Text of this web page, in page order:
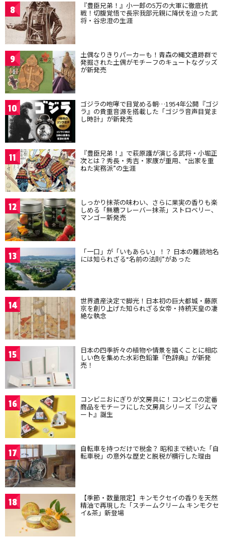
8 『豊臣兄弟！』小一郎の5万の大軍に徹底抗
戦！切腹覚悟で長宗我部元親に降伏を迫った武
将・谷忠澄の生涯
9 土偶なりきりパーカーも！青森の縄文遺跡群で
発掘された土偶がモチーフのキュートなグッズ
が新発売
10 ゴジラの咆哮で目覚める朝…1954年公開『ゴジ
ラ』の貴重音源を搭載した「ゴジラ音声目覚ま
し時計」が新発売
11 『豊臣兄弟！』で萩原護が演じる武将・小堀正
次とは？秀長・秀吉・家康が重用、“出家を重
ねた実務派”の生涯
12 しっかり抹茶の味わい、さらに果実の香りも楽
しめる「無糖フレーバー抹茶」ストロベリー、
マンゴー新発売
13 「一口」が「いもあらい」！？ 日本の難読地名
には知られざる“名前の法則”があった
14 世界遺産決定で脚光！日本初の巨大都城・藤原
京を創り上げた知られざる女帝・持統天皇の凄
絶な執念
15 日本の四季折々の植物や情景を描くことに相応
しい色を集めた水彩色鉛筆『色辞典』が新発
売！
16 コンビニおにぎりが文房具に！コンビニの定番
商品をモチーフにした文房具シリーズ『ジムマ
ート』誕生
17 自転車を持つだけで税金？ 昭和まで続いた「自
転車税」の意外な歴史と脱税が横行した理由
18 【季節・数量限定】キンモクセイの香りを天然
精油で再現した「スチームクリーム キンモクセ
イ&茶」新登場